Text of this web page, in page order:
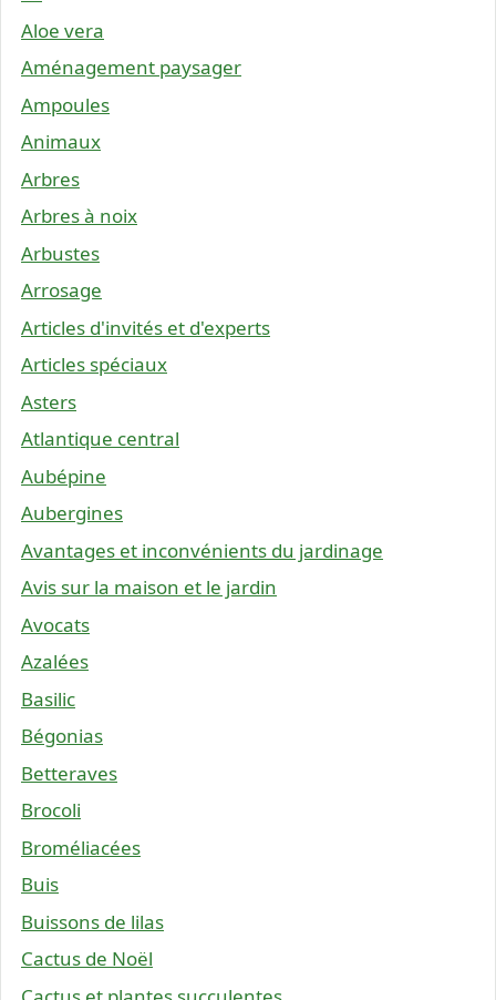
Aloe vera
Aménagement paysager
Ampoules
Animaux
Arbres
Arbres à noix
Arbustes
Arrosage
Articles d'invités et d'experts
Articles spéciaux
Asters
Atlantique central
Aubépine
Aubergines
Avantages et inconvénients du jardinage
Avis sur la maison et le jardin
Avocats
Azalées
Basilic
Bégonias
Betteraves
Brocoli
Broméliacées
Buis
Buissons de lilas
Cactus de Noël